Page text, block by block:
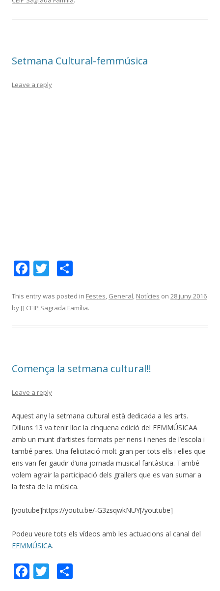
b
k
er p
ix
Setmana Cultural-femmúsica
Leave a reply
F
e
b
k
T
itt
er
m
p
ix
This entry was posted in Festes, General, Notícies on 28 juny 2016
by [] CEIP Sagrada Família.
Comença la setmana cultural!!
Leave a reply
Aquest any la setmana cultural està dedicada a les arts.
Dilluns 13 va tenir lloc la cinquena edició del FEMMÚSICAA
amb un munt d’artistes formats per nens i nenes de l’escola i
també pares. Una felicitació molt gran per tots ells i elles que
ens van fer gaudir d’una jornada musical fantàstica. També
volem agrair la participació dels grallers que es van sumar a
la festa de la música.
[youtube]https://youtu.be/-G3zsqwkNUY[/youtube]
Podeu veure tots els vídeos amb les actuacions al canal del
FEMMÚSICA.
F T